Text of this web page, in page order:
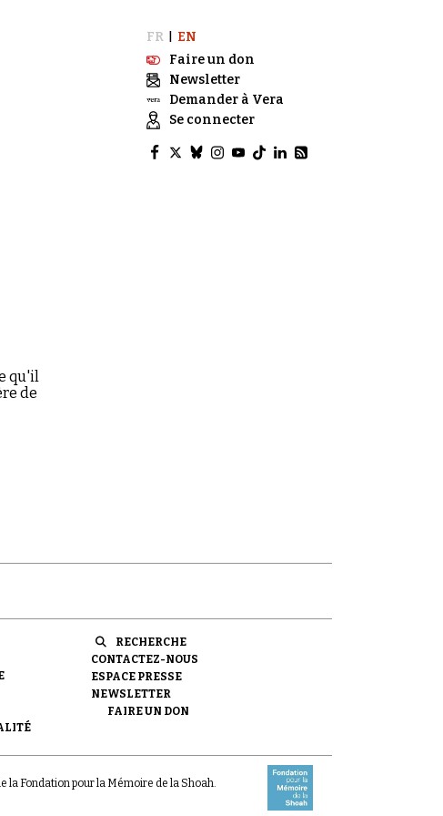
FR
EN
Faire un don
Newsletter
Demander à Vera
Se connecter
qu'il
de
RECHERCHE
CONTACTEZ-NOUS
ESPACE PRESSE
NEWSLETTER
FAIRE UN DON
la Fondation pour la Mémoire de la Shoah.